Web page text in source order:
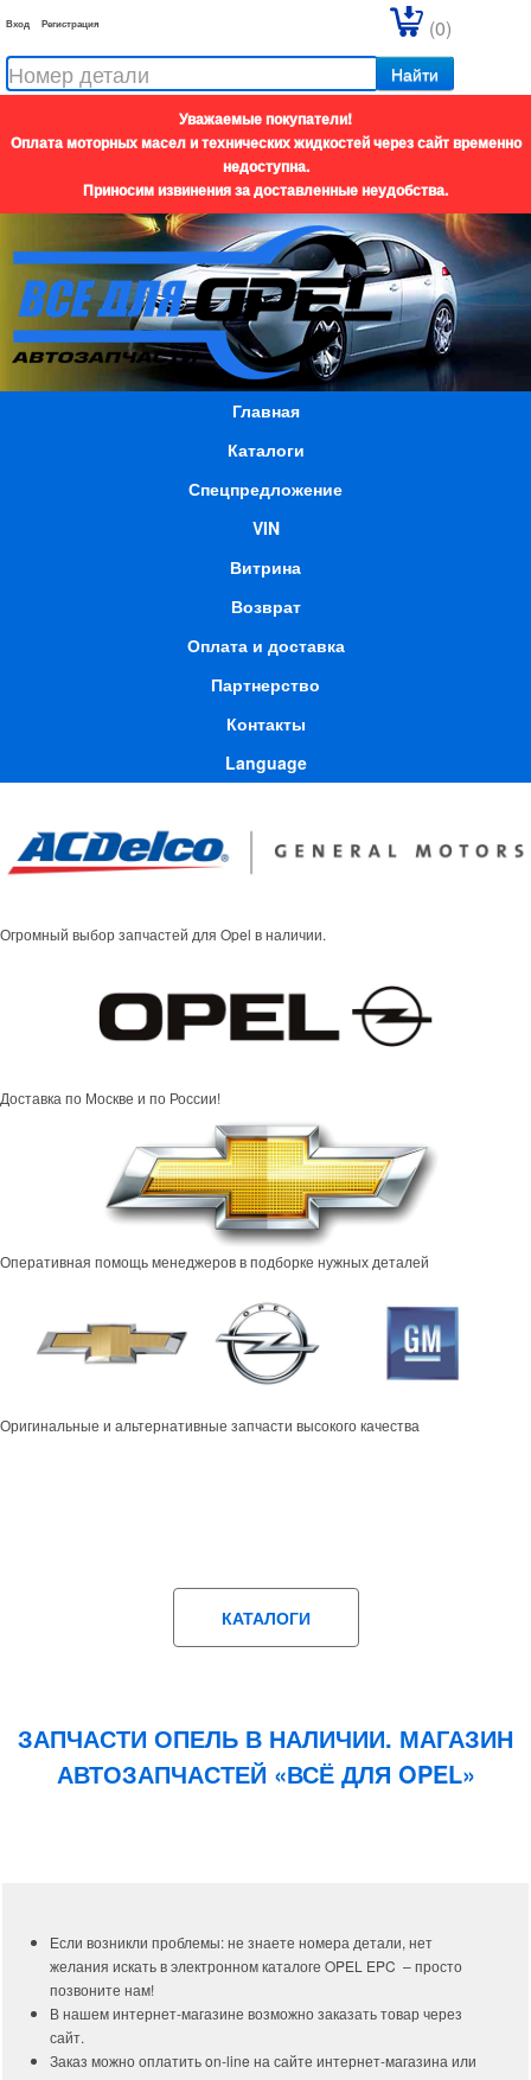
Вход Регистрация
Найти
(0)
Уважаемые покупатели!
Оплата моторных масел и технических жидкостей через сайт временно
недоступна.
Приносим извинения за доставленные неудобства.
Главная
Каталоги
Спецпредложение
VIN
Витрина
Возврат
Оплата и доставка
Партнерство
Контакты
Language
Огромный выбор запчастей для Opel в наличии.
Доставка по Москве и по России!
Оперативная помощь менеджеров в подборке нужных деталей
Оригинальные и альтернативные запчасти высокого качества
КАТАЛОГИ
ЗАПЧАСТИ ОПЕЛЬ В НАЛИЧИИ. МАГАЗИН
АВТОЗАПЧАСТЕЙ «ВСЁ ДЛЯ OPEL»
Если возникли проблемы: не знаете номера детали, нет
желания искать в электронном каталоге OPEL EPC – просто
позвоните нам!
В нашем интернет-магазине возможно заказать товар через
сайт.
Заказ можно оплатить on-line на сайте интернет-магазина или